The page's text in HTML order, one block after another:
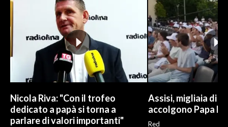
Nicola Riva: "Con il trofeo
dedicato a papà si torna a
parlare di valori importanti"
Assisi, migliaia di
accolgono Papa
Red